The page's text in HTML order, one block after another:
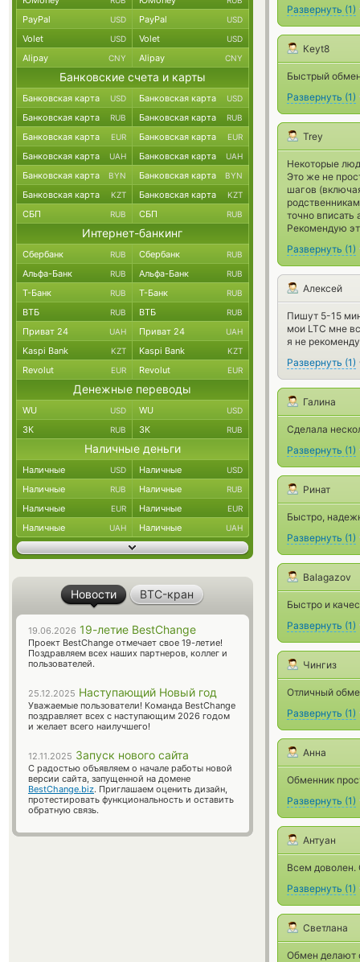
Развернуть (1)
Кeyt8
Быстрый
Развернуть (1)
Trey
Некоторые
Это же не
шагов
точно вписать
Рекомендую
Развернуть (1)
Алексей
Пишут 5-15
мои LTC мне
я не
Развернуть (1)
Галина
Сделала
Развернуть (1)
Ринат
Быстро,
Развернуть (1)
Balagazov
Быстро и
Развернуть (1)
Чингиз
Отличный
Развернуть (1)
Анна
Обменник
Развернуть (1)
Антуан
Всем доволен.
Развернуть (1)
Светлана
Обмен делают
PayPal USD PayPal USD
Volet USD Volet USD
Alipay CNY Alipay CNY
Банковские счета и карты
Банковская карта USD Банковская карта USD
Банковская карта RUB Банковская карта RUB
Банковская карта EUR Банковская карта EUR
Банковская карта UAH Банковская карта UAH
Банковская карта BYN Банковская карта BYN
Банковская карта KZT Банковская карта KZT
СБП RUB СБП RUB
Интернет-банкинг
Сбербанк RUB Сбербанк RUB
Альфа-Банк RUB Альфа-Банк RUB
Т-Банк RUB Т-Банк RUB
ВТБ RUB ВТБ RUB
Приват 24 UAH Приват 24 UAH
Kaspi Bank KZT Kaspi Bank KZT
Revolut EUR Revolut EUR
Денежные переводы
WU USD WU USD
ЗК RUB ЗК RUB
Наличные деньги
Наличные USD Наличные USD
Наличные RUB Наличные RUB
Наличные EUR Наличные EUR
Наличные UAH Наличные UAH
Новости BTC-кран
19.06.2026 19-летие BestChange
Проект BestChange отмечает свое 19-летие!
Поздравляем всех наших партнеров, коллег и
пользователей.
25.12.2025 Наступающий Новый год
Уважаемые пользователи! Команда BestChange
поздравляет всех с наступающим 2026 годом
и желает всего наилучшего!
12.11.2025 Запуск нового сайта
С радостью объявляем о начале работы новой
версии сайта, запущенной на домене
BestChange.biz. Приглашаем оценить дизайн,
протестировать функциональность и оставить
обратную связь.